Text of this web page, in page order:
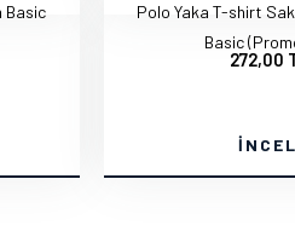
Basic
Polo Yaka T-shirt
Basic
272,00